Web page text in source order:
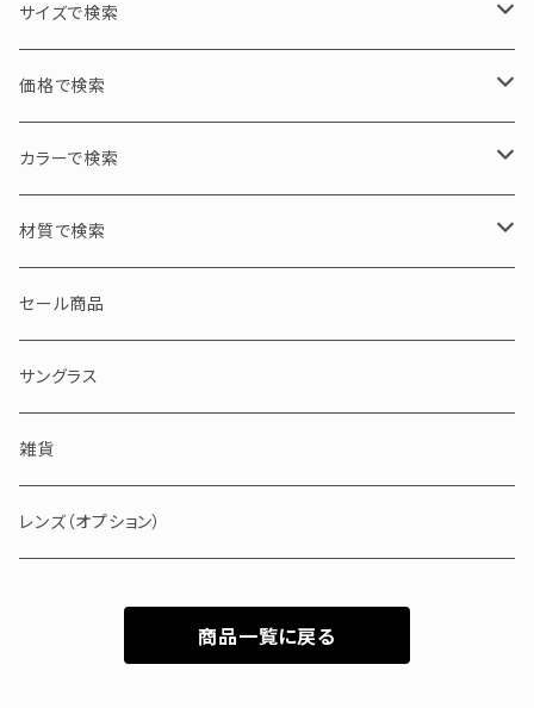
PADMA IMAGE / パドマイメージ
GEOMETRY / 幾何学
ASYMMETRY / 左右非対称
N PRODUCT / エヌプロダクト
tico chouette / ティコシュエット
サイズで検索
L / 大サイズ
M / 中サイズ
S / 小サイズ
価格で検索
30000円以下
30000～50000円
50000～100000円
100000円以上
カラーで検索
ブラック・グレー・クリア
ブラウン・イエロー・ホワイト
ピンク・レッド・パープル
ブルー・グリーン
材質で検索
アセテート
セルロイド
メタル
バッファローホーン
セール商品
サングラス
雑貨
レンズ（オプション）
商品一覧に戻る